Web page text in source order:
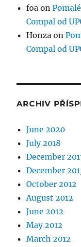
foa on
Compal od
Honza on
Compal od
ARCHIV
June 2020
July 2018
December
December
October 2012
August 2012
June 2012
May 2012
March 2012